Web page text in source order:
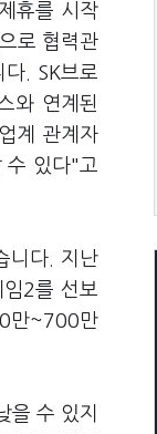
휴를 시작
로 협력관
. SK브로
와 연계된
계 관계자
수 있다"고
니다. 지난
2를 선보
만~700만
을 수 있지